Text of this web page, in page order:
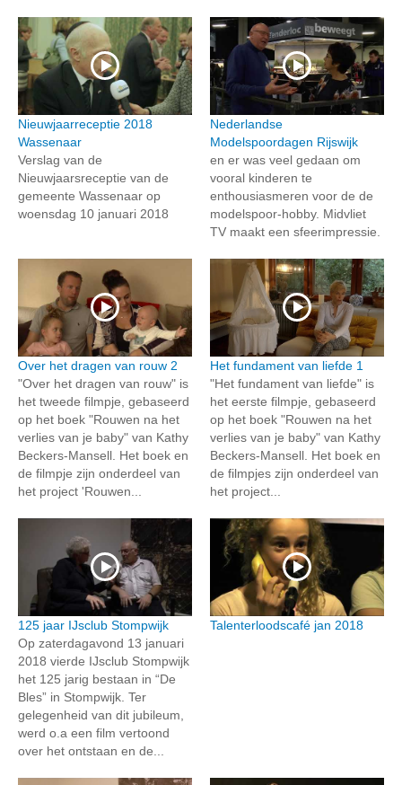
Nieuwjaarreceptie 2018
Wassenaar
Verslag van de
Nieuwjaarsreceptie van de
gemeente Wassenaar op
woensdag 10 januari 2018
Nederlandse
Modelspoordagen Rijswijk
en er was veel gedaan om
vooral kinderen te
enthousiasmeren voor de de
modelspoor-hobby. Midvliet
TV maakt een sfeerimpressie.
Over het dragen van rouw 2
"Over het dragen van rouw" is
het tweede filmpje, gebaseerd
op het boek "Rouwen na het
verlies van je baby" van Kathy
Beckers-Mansell. Het boek en
de filmpje zijn onderdeel van
het project 'Rouwen...
Het fundament van liefde 1
"Het fundament van liefde" is
het eerste filmpje, gebaseerd
op het boek "Rouwen na het
verlies van je baby" van Kathy
Beckers-Mansell. Het boek en
de filmpjes zijn onderdeel van
het project...
125 jaar IJsclub Stompwijk
Op zaterdagavond 13 januari
2018 vierde IJsclub Stompwijk
het 125 jarig bestaan in “De
Bles” in Stompwijk. Ter
gelegenheid van dit jubileum,
werd o.a een film vertoond
over het ontstaan en de...
Talenterloodscafé jan 2018